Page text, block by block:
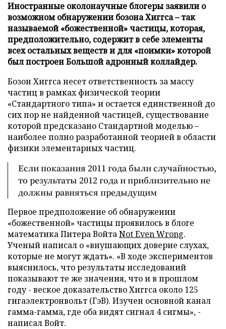
Иностранные околонаучные блогеры заявили о
возможном обнаружении бозона Хиггса – так
называемой «божественной» частицы, которая,
предположительно, содержит в себе элементы
всех остальных веществ и для «поимки» которой
был построен Большой адронный коллайдер.
Бозон Хиггса несет ответственность за массу
частиц в рамках физической теории
«Стандартного типа» и остается единственной до
сих пор не найденной частицей, существование
которой предсказано Стандартной моделью –
наиболее полно разработанной теорией в области
физики элементарных частиц.
Если показания 2011 года были случайностью,
то результаты 2012 года и приблизительно не
должны равняться предыдущим
Первое предположение об обнаружении
«божественной» частицы проявилось в блоге
математика Питера ВойтаNot Even Wrong.
Ученый написал о «внушающих доверие слухах,
которые не могут ждать». «В ходе экспериментов
выяснилось, что результаты исследований
показывают те же значения, что и в прошлом
году - веское доказательство Хиггса около 125
гигаэлектронвольт (ГэВ). Изучен основной канал
гамма-гамма, где оба видят сигнал 4 сигмы», -
написал Войт.